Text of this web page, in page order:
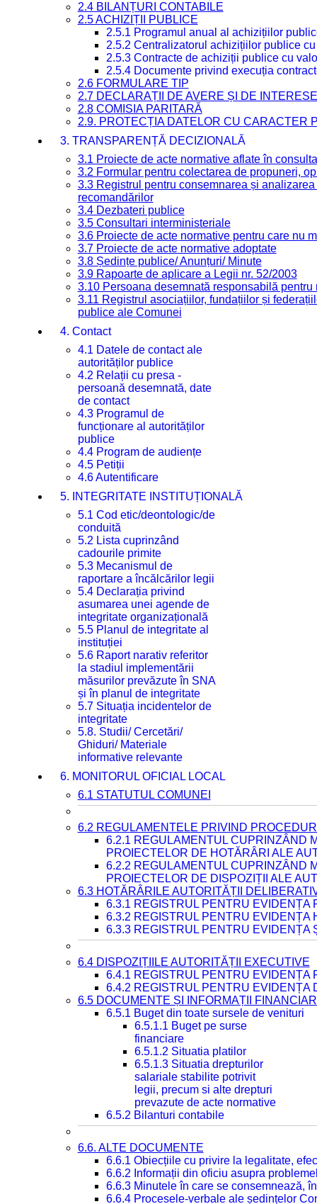
2.4 BILANȚURI CONTABILE
2.5 ACHIZIȚII PUBLICE
2.5.1 Programul anual al achizițiilor
2.5.2 Centralizatorul achizițiilor publice
2.5.3 Contracte de achiziții publice cu
2.5.4 Documente privind execuția
2.6 FORMULARE TIP
2.7 DECLARAȚII DE AVERE ȘI DE INTERESE
2.8 COMISIA PARITARĂ
2.9. PROTECȚIA DATELOR CU CARACTER
3. TRANSPARENȚĂ DECIZIONALĂ
3.1 Proiecte de acte normative aflate în
3.2 Formular pentru colectarea de propuneri,
3.3 Registrul pentru consemnarea și
recomandărilor
3.4 Dezbateri publice
3.5 Consultari interministeriale
3.6 Proiecte de acte normative pentru care nu
3.7 Proiecte de acte normative adoptate
3.8 Ședințe publice/ Anunțuri/ Minute
3.9 Rapoarte de aplicare a Legii nr. 52/2003
3.10 Persoana desemnată responsabilă
3.11 Registrul asociațiilor, fundațiilor și
publice ale Comunei
4. Contact
4.1 Datele de contact ale
autorităților publice
4.2 Relații cu presa -
persoană desemnată, date
de contact
4.3 Programul de
funcționare al autorităților
publice
4.4 Program de audiențe
4.5 Petiții
4.6 Autentificare
5. INTEGRITATE INSTITUȚIONALĂ
5.1 Cod etic/deontologic/de
conduită
5.2 Lista cuprinzând
cadourile primite
5.3 Mecanismul de
raportare a încălcărilor legii
5.4 Declarația privind
asumarea unei agende de
integritate organizațională
5.5 Planul de integritate al
instituției
5.6 Raport narativ referitor
la stadiul implementării
măsurilor prevăzute în SNA
și în planul de integritate
5.7 Situația incidentelor de
integritate
5.8. Studii/ Cercetări/
Ghiduri/ Materiale
informative relevante
6. MONITORUL OFICIAL LOCAL
6.1 STATUTUL COMUNEI
6.2 REGULAMENTELE PRIVIND
6.2.1 REGULAMENTUL CUPRINZÂND
PROIECTELOR DE HOTĂRÂRI ALE
6.2.2 REGULAMENTUL CUPRINZÂND
PROIECTELOR DE DISPOZIȚII ALE
6.3 HOTĂRÂRILE AUTORITĂȚII
6.3.1 REGISTRUL PENTRU EVIDENȚA
6.3.2 REGISTRUL PENTRU EVIDENȚA
6.3.3 REGISTRUL PENTRU EVIDENȚA
6.4 DISPOZIȚIILE AUTORITĂȚII EXECUTIVE
6.4.1 REGISTRUL PENTRU EVIDENȚA
6.4.2 REGISTRUL PENTRU EVIDENȚA
6.5 DOCUMENTE ȘI INFORMAȚII
6.5.1 Buget din toate sursele de venituri
6.5.1.1 Buget pe surse
financiare
6.5.1.2 Situatia platilor
6.5.1.3 Situatia drepturilor
salariale stabilite potrivit
legii, precum si alte drepturi
prevazute de acte normative
6.5.2 Bilanturi contabile
6.6. ALTE DOCUMENTE
6.6.1 Obiecțiile cu privire la legalitate,
6.6.2 Informații din oficiu asupra
6.6.3 Minutele în care se consemnează,
6.6.4 Procesele-verbale ale ședințelor